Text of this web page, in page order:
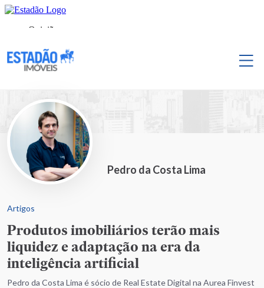
Pedro da Costa Lima
Artigos
Produtos imobiliários terão mais
liquidez e adaptação na era da
inteligência artificial
Pedro da Costa Lima é sócio de Real Estate Digital na Aurea Finvest